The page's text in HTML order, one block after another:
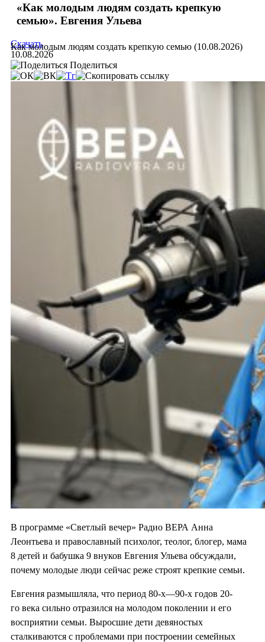
«Как молодым людям создать крепкую
семью». Евгения Ульева
Как молодым людям создать крепкую семью (10.08.2026)
Скачать
10.08.2026
Поделиться
В программе «Светлый вечер» Радио ВЕРА Анна
Леонтьева и православный психолог, теолог, блогер, мама
8 детей и бабушка 9 внуков Евгения Ульева обсуждали,
почему молодые люди сейчас реже строят крепкие семьи.
Евгения размышляла, что период 80-х—90-х годов 20-
го века сильно отразился на молодом поколении и его
восприятии семьи. Выросшие дети девяностых
сталкиваются с проблемами при построении семейных